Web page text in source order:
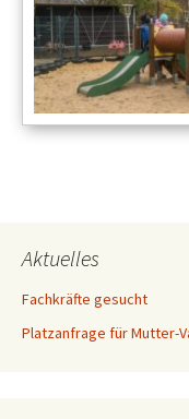
Aktuelles
Fachkräfte gesucht
Platzanfrage für Mutter-